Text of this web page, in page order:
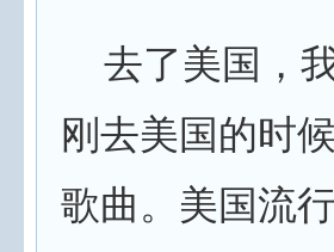
去了美国，
刚去美国的时
歌曲。美国流